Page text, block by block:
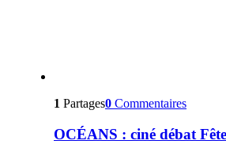
1 Partages0 Commentaires
OCÉANS : ciné débat